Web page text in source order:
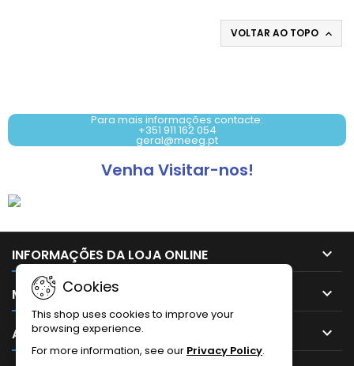
VOLTAR AO TOPO 
Para mais informações contacte:
+351 911 162 054
geral@meeg.pt
Venha Visitar-nos!
INFORMAÇÕES DA LOJA ONLINE 
MAIS INFORMAÇÕES 
A SUA CONTA 
Cookies
This shop uses cookies to improve your
browsing experience.
For more information, see our Privacy Policy.